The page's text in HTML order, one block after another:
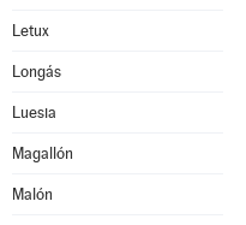
Letux
Longás
Luesia
Magallón
Malón